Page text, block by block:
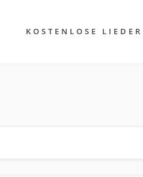
KOSTENLOSE LIEDER